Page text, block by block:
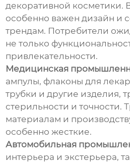
декоративной косметики.
особенно важен дизайн и
трендам. Потребители
не только
привлекательности.
Медицинская
ампулы, флаконы для
трубки и другие изделия,
стерильности и точности.
материалам и
особенно жесткие.
Автомобильная
интерьера и экстерьера,